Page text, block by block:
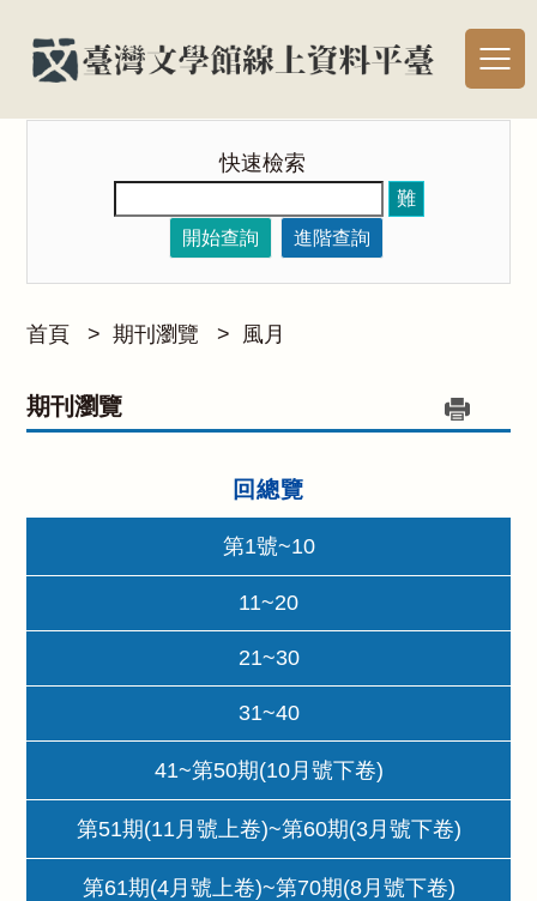
快速檢索
難
開始查詢
進階查詢
首頁 > 期刊瀏覽 > 風月
期刊瀏覽
回總覽
第1號~10
11~20
21~30
31~40
41~第50期(10月號下卷)
第51期(11月號上卷)~第60期(3月號下卷)
第61期(4月號上卷)~第70期(8月號下卷)